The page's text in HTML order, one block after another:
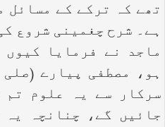
تھے کہ ترکے کے مسائل
ہے۔ شرح چغمینی شروع
ماجد نے فرمایا
ہو، مصطفی پیارے
سرکار سے یہ علوم
جائیں گے، چنانچہ